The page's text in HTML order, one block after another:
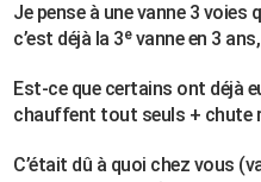
Je pense à une vanne 3
c’est déjà la 3ᵉ vanne en 3
Est-ce que certains ont déjà
chauffent tout seuls + chute
C’était dû à quoi chez vous